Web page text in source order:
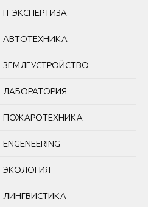
IT ЭКСПЕРТИЗА
АВТОТЕХНИКА
ЗЕМЛЕУСТРОЙСТВО
ЛАБОРАТОРИЯ
ПОЖАРОТЕХНИКА
ENGENEERING
ЭКОЛОГИЯ
ЛИНГВИСТИКА